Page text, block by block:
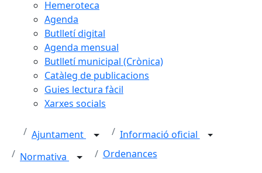
Hemeroteca
Agenda
Butlletí digital
Agenda mensual
Butlletí municipal (Crònica)
Catàleg de publicacions
Guies lectura fàcil
Xarxes socials
Ajuntament
Informació oficial
Normativa
Ordenances